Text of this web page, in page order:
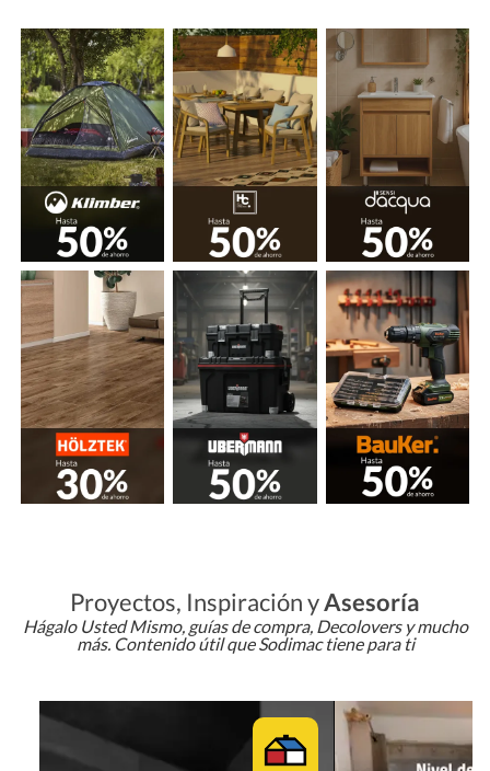
Proyectos, Inspiración yAsesoría
Hágalo Usted Mismo, guías de compra, Decolovers y mucho
más. Contenido útil que Sodimac tiene para ti